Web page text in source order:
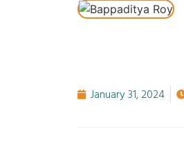
January 31, 2024